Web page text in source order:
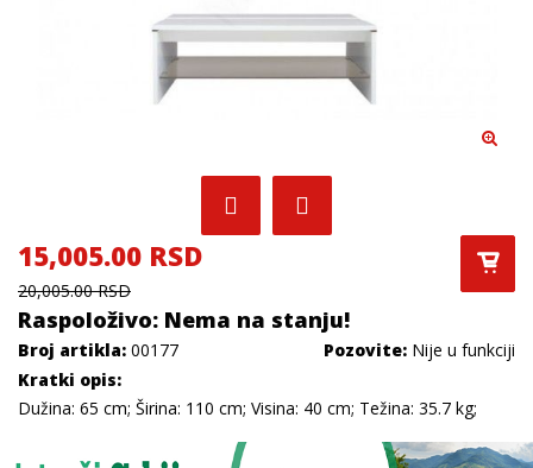
15,005.00 RSD
20,005.00 RSD
Raspoloživo: Nema na stanju!
Broj artikla: 00177 Pozovite: Nije u funkciji
Kratki opis:
Dužina: 65 cm; Širina: 110 cm; Visina: 40 cm; Težina: 35.7 kg;